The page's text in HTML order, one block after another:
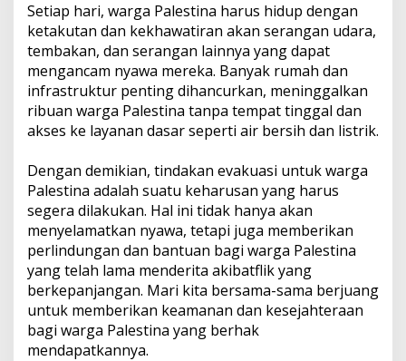
Setiap hari, warga Palestina harus hidup dengan
ketakutan dan kekhawatiran akan serangan udara,
tembakan, dan serangan lainnya yang dapat
mengancam nyawa mereka. Banyak rumah dan
infrastruktur penting dihancurkan, meninggalkan
ribuan warga Palestina tanpa tempat tinggal dan
akses ke layanan dasar seperti air bersih dan listrik.
Dengan demikian, tindakan evakuasi untuk warga
Palestina adalah suatu keharusan yang harus
segera dilakukan. Hal ini tidak hanya akan
menyelamatkan nyawa, tetapi juga memberikan
perlindungan dan bantuan bagi warga Palestina
yang telah lama menderita akibatflik yang
berkepanjangan. Mari kita bersama-sama berjuang
untuk memberikan keamanan dan kesejahteraan
bagi warga Palestina yang berhak
mendapatkannya.